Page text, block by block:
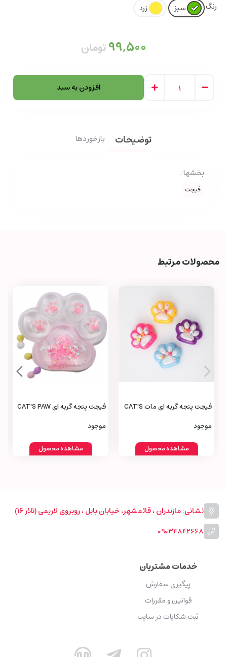
رنگ سبز زرد
99,500تومان
افزودن به سبد
توضیحات بازخوردها
بخشها :
فیجت
محصولات مرتبط
فیجت پنجه گربه‌ ای مات CAT'S
موجود
مشاهده محصول
فیجت پنجه گربه‌ ای CAT'S PAW
موجود
مشاهده محصول
نشانی: مازندران ، قائمشهر، خیابان بابل ، روبروی لاریمی (تلار ۱۶)
09034842668
خدمات مشتریان
پیگیری سفارش
قوانین و مقررات
ثبت شکایات در سایت